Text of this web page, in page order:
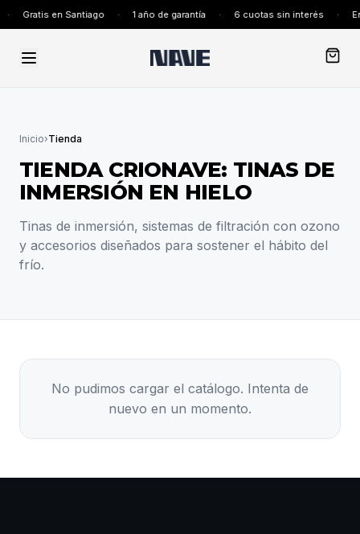
Gratis en Santiago 1 año de garantía 6 cuotas sin interés
Inicio›Tienda
TIENDA CRIONAVE: TINAS DE
INMERSIÓN EN HIELO
Tinas de inmersión, sistemas de filtración con ozono
y accesorios diseñados para sostener el hábito del
frío.
No pudimos cargar el catálogo. Intenta de
nuevo en un momento.